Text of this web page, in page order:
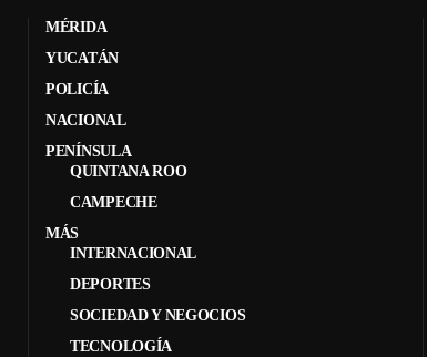
MÉRIDA
YUCATÁN
POLICÍA
NACIONAL
PENÍNSULA
QUINTANA ROO
CAMPECHE
MÁS
INTERNACIONAL
DEPORTES
SOCIEDAD Y NEGOCIOS
TECNOLOGÍA